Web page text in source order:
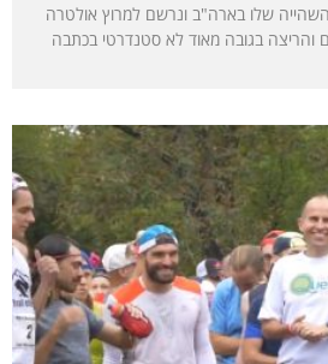
השהייה שלו בארה"ב ונרשם למרוץ אולטרה
והריצה בגובה מאוד לא סטנדרטי בכתבה